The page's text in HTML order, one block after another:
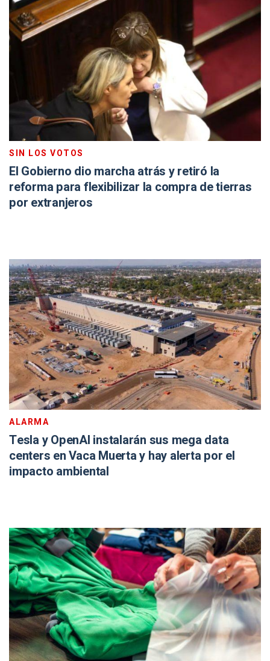
SIN LOS VOTOS
El Gobierno dio marcha atrás y retiró la
reforma para flexibilizar la compra de tierras
por extranjeros
ALARMA
Tesla y OpenAI instalarán sus mega data
centers en Vaca Muerta y hay alerta por el
impacto ambiental